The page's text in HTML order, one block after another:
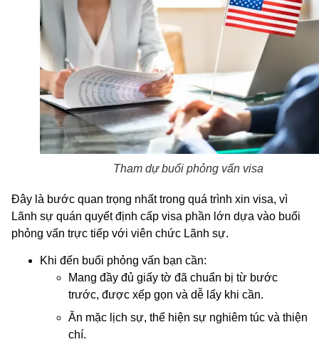
Tham dự buổi phỏng vấn visa
Đây là bước quan trọng nhất trong quá trình xin visa, vì
Lãnh sự quán quyết định cấp visa phần lớn dựa vào buổi
phỏng vấn trực tiếp với viên chức Lãnh sự.
Khi đến buổi phỏng vấn bạn cần:
Mang đầy đủ giấy tờ đã chuẩn bị từ bước
trước, được xếp gọn và dễ lấy khi cần.
Ăn mặc lịch sự, thể hiện sự nghiêm túc và thiện
chí.